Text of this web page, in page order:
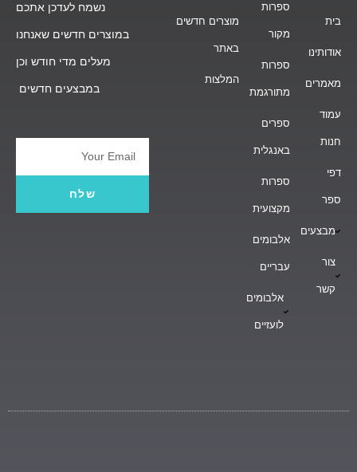
בית
אודותינו
מאמרים
עמוד
חנות
דפי
ספר
מבצעים
צור
קשר
ספרות
מקור
ספרות
מתורגמת
ספרים
באנגלית
ספרות
מקצועית
אלבומים
עבריים
אלבומים
לועזיים
מוצרים חדשים
באתר
המלצות
נשמח לעדכן אתכם
במוצרים חדשים שאנחנו
מעלים מדי חודש וכן
במבצעים חדשים
Email
שלח